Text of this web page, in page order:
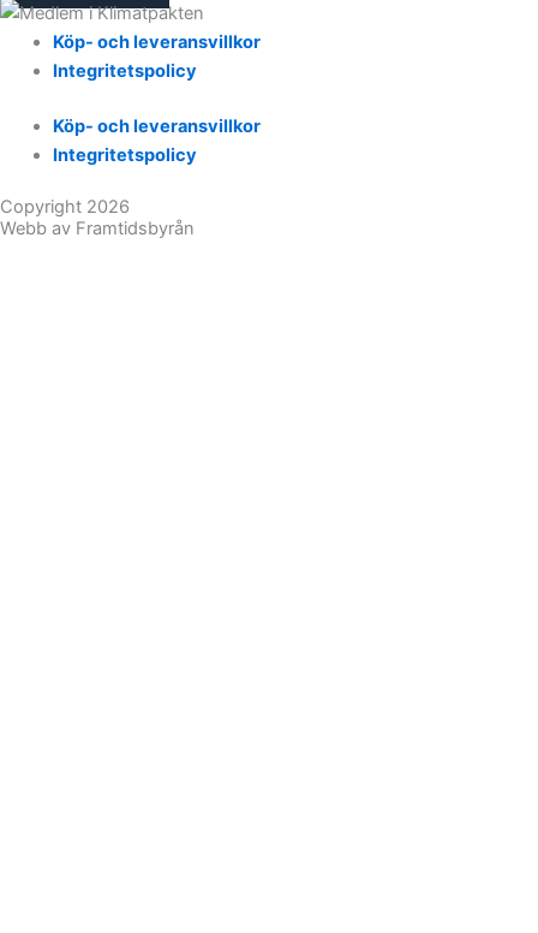
Köp- och leveransvillkor
Integritetspolicy
Köp- och leveransvillkor
Integritetspolicy
Copyright 2026
Webb av Framtidsbyrån